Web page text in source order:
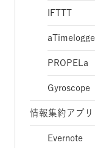
IFTTT
PROPELa
Gyroscope
情報集約アプリ
Evernote